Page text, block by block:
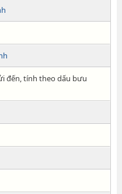
đến, tính theo dấu bưu